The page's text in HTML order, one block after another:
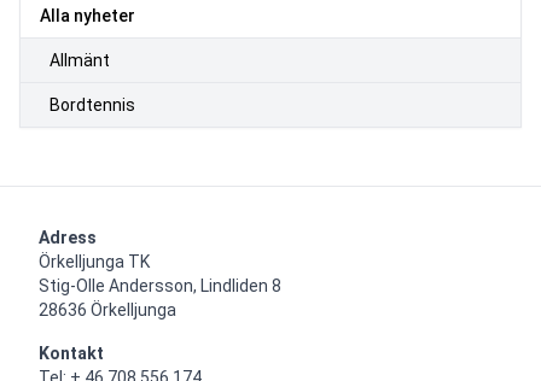
Alla nyheter
Allmänt
Bordtennis
Adress
Örkelljunga TK
Stig-Olle Andersson, Lindliden 8
28636 Örkelljunga
Kontakt